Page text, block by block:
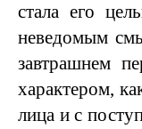
стала его
неведомым
завтрашнем
характером,
лица и с